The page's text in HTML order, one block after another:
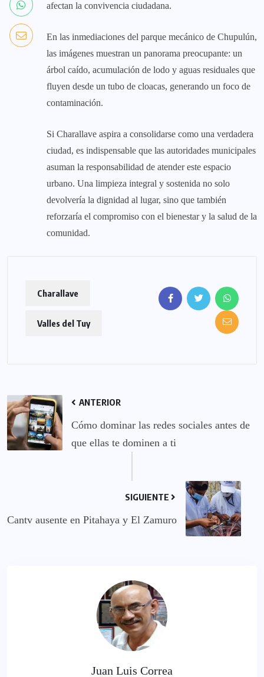
afectan la convivencia ciudadana.
En las inmediaciones del parque mecánico de Chupulún,
las imágenes muestran un panorama preocupante: un
árbol caído, acumulación de lodo y aguas residuales que
fluyen desde un tubo de cloacas, generando un foco de
contaminación.
Si Charallave aspira a consolidarse como una verdadera
ciudad, es indispensable que las autoridades municipales
asuman la responsabilidad de atender este espacio
urbano. Una limpieza integral y sostenida no solo
devolvería la dignidad al lugar, sino que también
reforzaría el compromiso con el bienestar y la salud de la
comunidad.
Charallave
Valles del Tuy
ANTERIOR
Cómo dominar las redes sociales antes de
que ellas te dominen a ti
SIGUIENTE
Cantv ausente en Pitahaya y El Zamuro
Juan Luis Correa